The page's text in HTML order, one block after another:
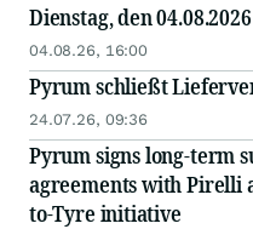
Dienstag, den 04.08.2026
04.08.26, 16:00
Pyrum schließt
24.07.26, 09:36
Pyrum signs long-term
agreements with Pirelli
to-Tyre initiative